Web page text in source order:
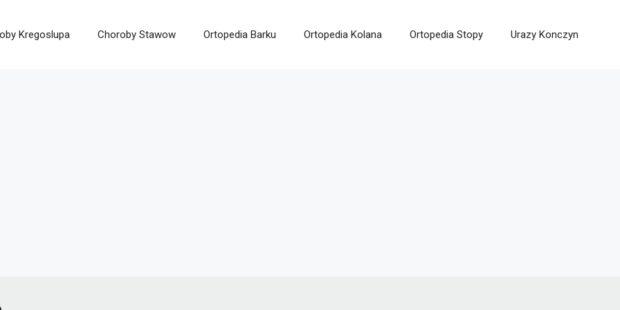
Kregoslupa Choroby Stawow Ortopedia Barku Ortopedia Kolana Ortopedia Stopy Urazy Konczyn